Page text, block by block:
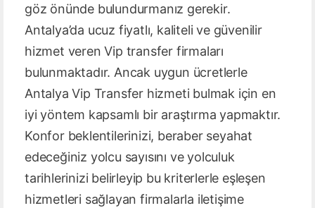
göz önünde bulundurmanız gerekir.
Antalya’da ucuz fiyatlı, kaliteli ve güvenilir
hizmet veren Vip transfer firmaları
bulunmaktadır. Ancak uygun ücretlerle
Antalya Vip Transfer hizmeti bulmak için en
iyi yöntem kapsamlı bir araştırma yapmaktır.
Konfor beklentilerinizi, beraber seyahat
edeceğiniz yolcu sayısını ve yolculuk
tarihlerinizi belirleyip bu kriterlerle eşleşen
hizmetleri sağlayan firmalarla iletişime